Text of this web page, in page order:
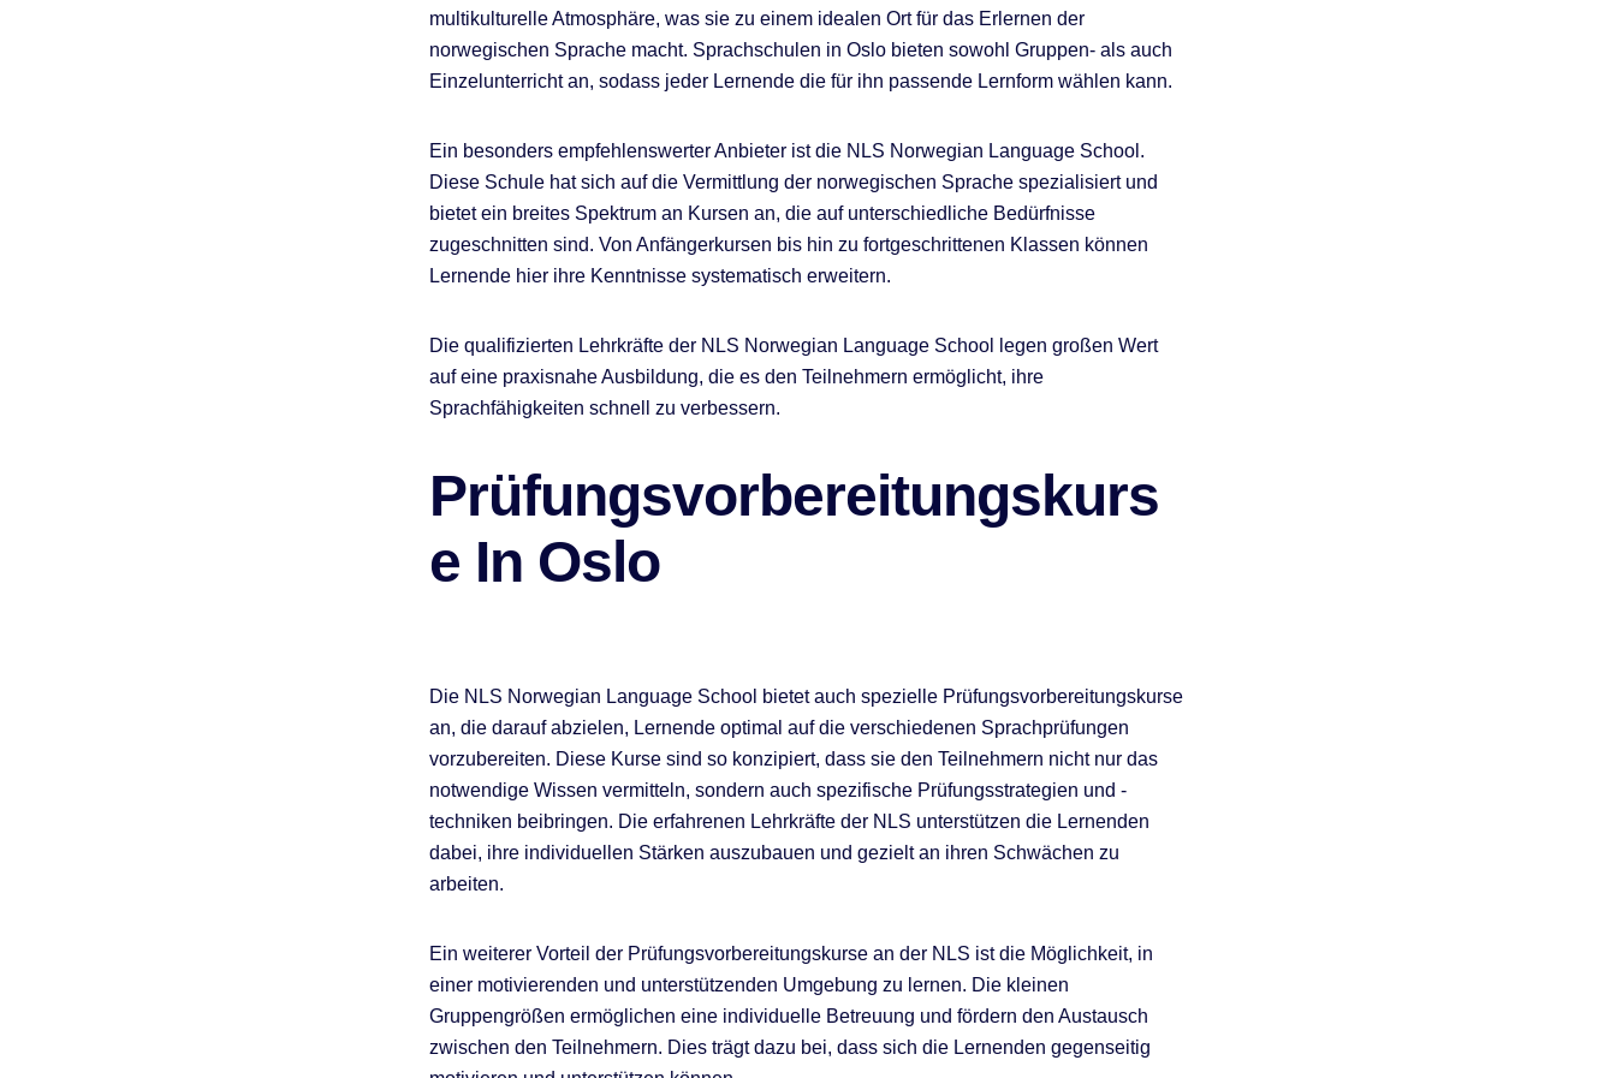
multikulturelle Atmosphäre, was sie zu einem idealen Ort für das Erlernen der
norwegischen Sprache macht. Sprachschulen in Oslo bieten sowohl Gruppen- als auch
Einzelunterricht an, sodass jeder Lernende die für ihn passende Lernform wählen kann.
Ein besonders empfehlenswerter Anbieter ist die NLS Norwegian Language School.
Diese Schule hat sich auf die Vermittlung der norwegischen Sprache spezialisiert und
bietet ein breites Spektrum an Kursen an, die auf unterschiedliche Bedürfnisse
zugeschnitten sind. Von Anfängerkursen bis hin zu fortgeschrittenen Klassen können
Lernende hier ihre Kenntnisse systematisch erweitern.
Die qualifizierten Lehrkräfte der NLS Norwegian Language School legen großen Wert
auf eine praxisnahe Ausbildung, die es den Teilnehmern ermöglicht, ihre
Sprachfähigkeiten schnell zu verbessern.
Prüfungsvorbereitungskurs
E In Oslo
Die NLS Norwegian Language School bietet auch spezielle Prüfungsvorbereitungskurse
an, die darauf abzielen, Lernende optimal auf die verschiedenen Sprachprüfungen
vorzubereiten. Diese Kurse sind so konzipiert, dass sie den Teilnehmern nicht nur das
notwendige Wissen vermitteln, sondern auch spezifische Prüfungsstrategien und -
techniken beibringen. Die erfahrenen Lehrkräfte der NLS unterstützen die Lernenden
dabei, ihre individuellen Stärken auszubauen und gezielt an ihren Schwächen zu
arbeiten.
Ein weiterer Vorteil der Prüfungsvorbereitungskurse an der NLS ist die Möglichkeit, in
einer motivierenden und unterstützenden Umgebung zu lernen. Die kleinen
Gruppengrößen ermöglichen eine individuelle Betreuung und fördern den Austausch
zwischen den Teilnehmern. Dies trägt dazu bei, dass sich die Lernenden gegenseitig